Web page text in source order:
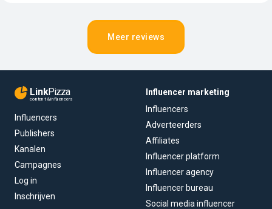
Meer reviews
LinkPizza
content & influencers
Influencers
Publishers
Kanalen
Campagnes
Log in
Inschrijven
Influencer marketing
Influencers
Adverteerders
Affiliates
Influencer platform
Influencer agency
Influencer bureau
Social media influencer